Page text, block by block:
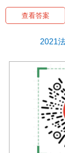
查看答案
2021